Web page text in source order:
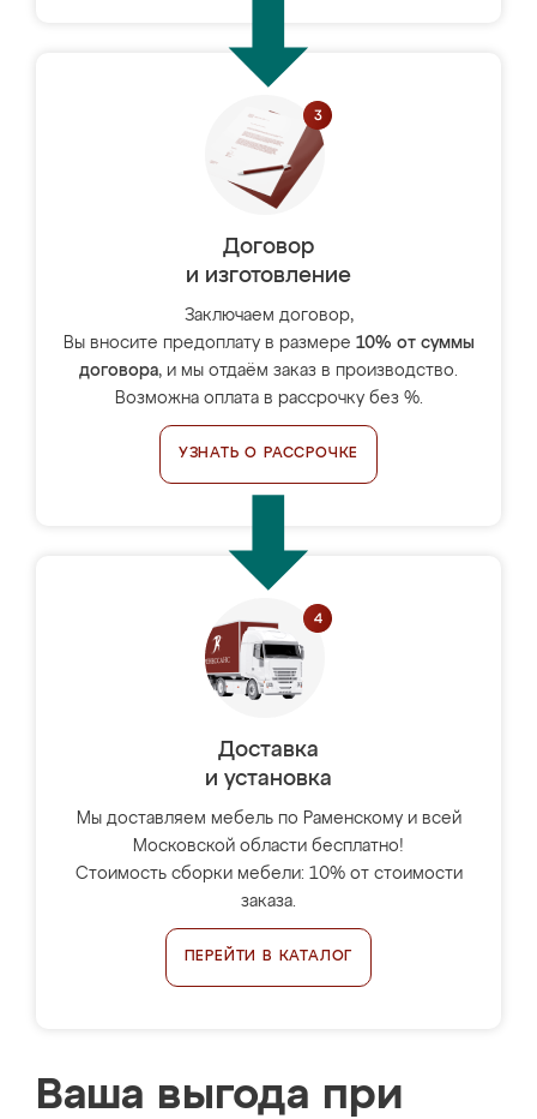
Договор
и изготовление
Заключаем договор,
Вы вносите предоплату в размере 10% от суммы
договора, и мы отдаём заказ в производство.
Возможна оплата в рассрочку без %.
УЗНАТЬ О РАССРОЧКЕ
Доставка
и установка
Мы доставляем мебель по Раменскому и всей
Московской области бесплатно!
Стоимость сборки мебели: 10% от стоимости
заказа.
ПЕРЕЙТИ В КАТАЛОГ
Ваша выгода при